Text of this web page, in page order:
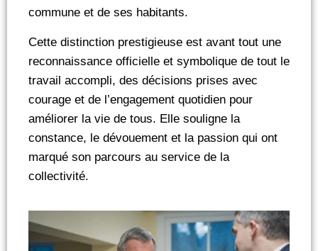
commune et de ses habitants.
Cette distinction prestigieuse est avant tout une
reconnaissance officielle et symbolique de tout le
travail accompli, des décisions prises avec
courage et de l’engagement quotidien pour
améliorer la vie de tous. Elle souligne la
constance, le dévouement et la passion qui ont
marqué son parcours au service de la
collectivité.